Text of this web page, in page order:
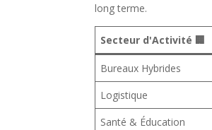
long terme.
Secteur d'Activité 🏢
Bureaux Hybrides
Logistique
Santé & Éducation